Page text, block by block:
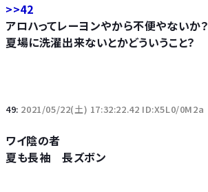
>>42
アロハってレーヨンやから不便やないか？
夏場に洗濯出来ないとかどういうこと？
49: 2021/05/22(土) 17:32:22.42 ID:X5L0/0M2a
ワイ陰の者
夏も長袖 長ズボン